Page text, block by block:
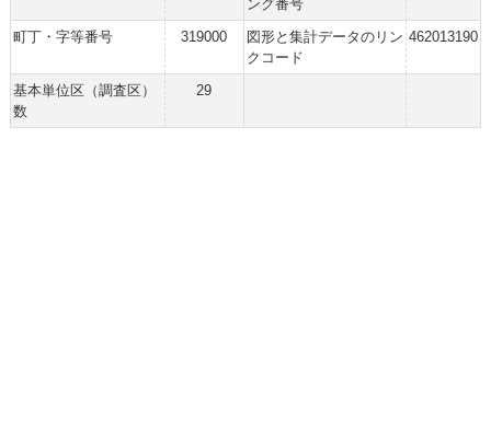
ング番号
町丁・字等番号
319000
図形と集計データのリン
クコード
462013190
基本単位区（調査区）
数
29